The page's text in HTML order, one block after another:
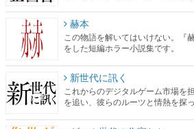
赫本
この物語を解いてはいけない。『
をした短編ホラー小説集です。
新世代に訊く
これからのデジタルゲーム市場を
を追い、彼らのルーツと情熱を探